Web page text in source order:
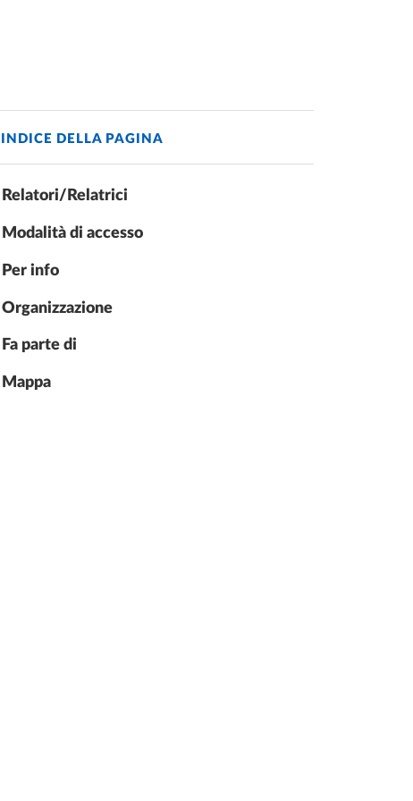
INDICE DELLA PAGINA
Relatori/Relatrici
Modalità di accesso
Per info
Organizzazione
Fa parte di
Mappa